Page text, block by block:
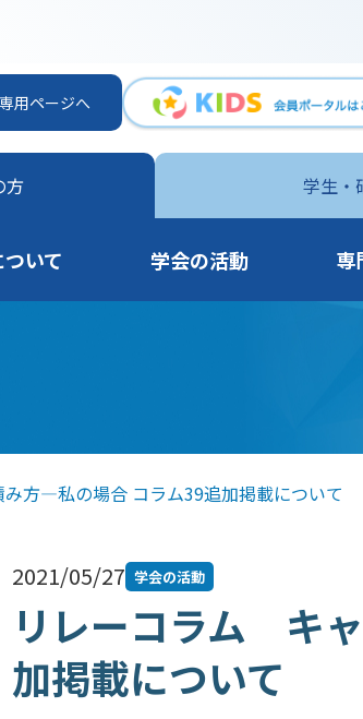
用ページへ
方 学生・
いて 学会の活動 専
方―私の場合 コラム39追加掲載について
2021/05/27 学会の活動
リレーコラム キ
加掲載について